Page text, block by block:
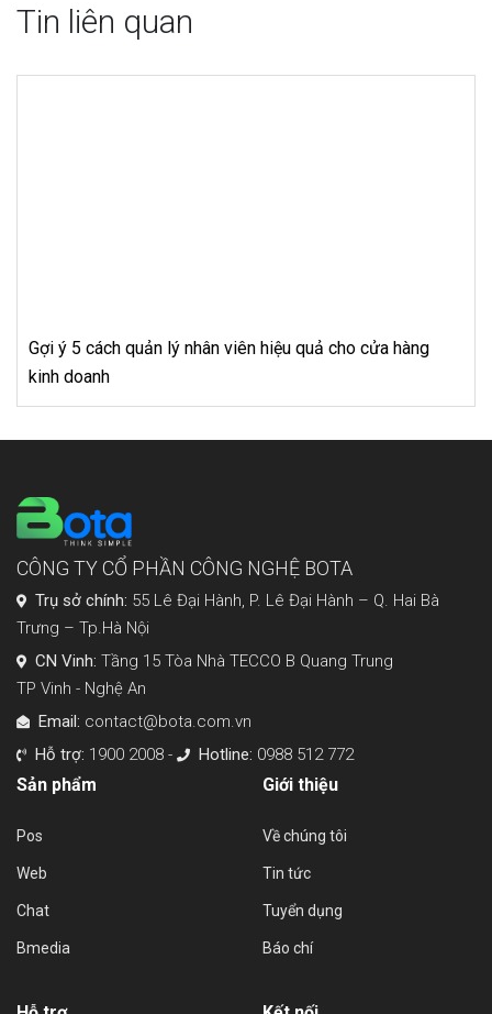
Tin liên quan
quản lý nhân viên hiệu quả cho cửa hàng
3 lầm
CÔNG TY CỔ PHẦN CÔNG NGHỆ BOTA
Trụ sở chính: 55 Lê Đại Hành, P. Lê Đại Hành – Q. Hai Bà
Trưng – Tp.Hà Nội
CN Vinh: Tầng 15 Tòa Nhà TECCO B Quang Trung
TP Vinh - Nghệ An
Email: contact@bota.com.vn
Hỗ trợ: 1900 2008 - Hotline: 0988 512 772
Sản phẩm
Pos
Web
Chat
Bmedia
Giới thiệu
Về chúng tôi
Tin tức
Tuyển dụng
Báo chí